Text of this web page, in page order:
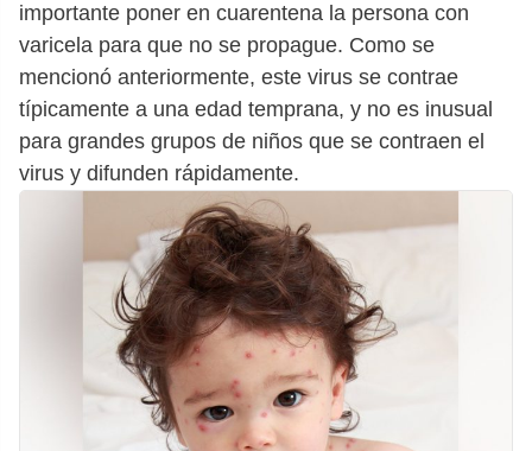
importante poner en cuarentena la persona con
varicela para que no se propague. Como se
mencionó anteriormente, este virus se contrae
típicamente a una edad temprana, y no es inusual
para grandes grupos de niños que se contraen el
virus y difunden rápidamente.